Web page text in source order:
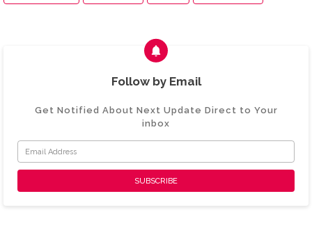
Follow by Email
Get Notified About Next Update Direct to Your
inbox